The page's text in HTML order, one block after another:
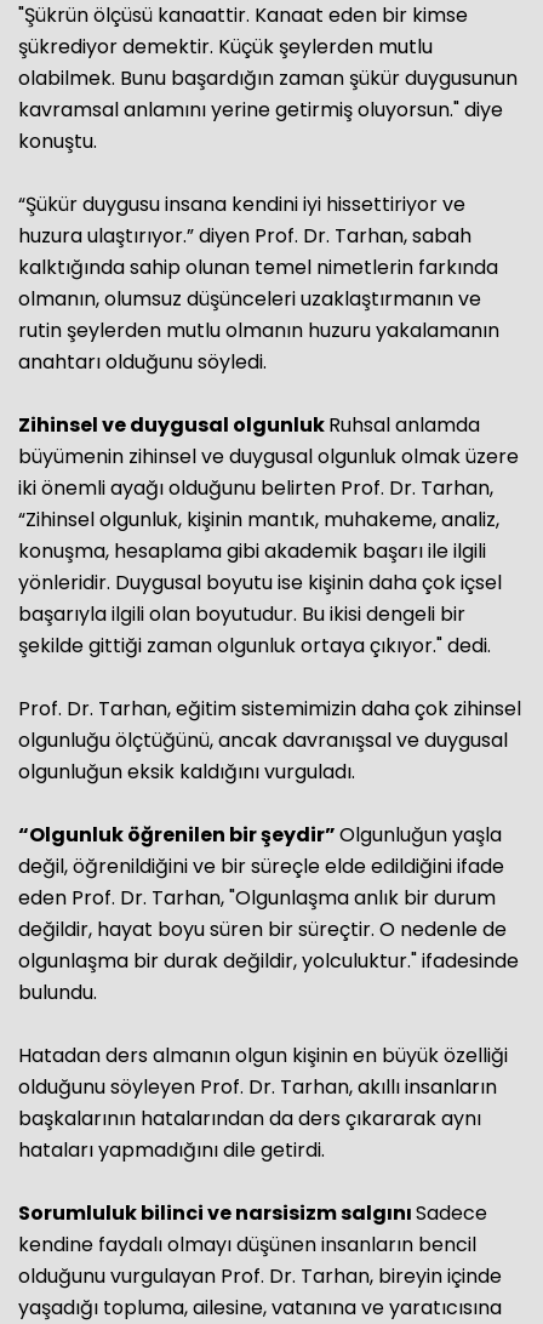
"Şükrün ölçüsü kanaattir. Kanaat eden bir kimse
şükrediyor demektir. Küçük şeylerden mutlu
olabilmek. Bunu başardığın zaman şükür duygusunun
kavramsal anlamını yerine getirmiş oluyorsun." diye
konuştu.
“Şükür duygusu insana kendini iyi hissettiriyor ve
huzura ulaştırıyor.” diyen Prof. Dr. Tarhan, sabah
kalktığında sahip olunan temel nimetlerin farkında
olmanın, olumsuz düşünceleri uzaklaştırmanın ve
rutin şeylerden mutlu olmanın huzuru yakalamanın
anahtarı olduğunu söyledi.
Zihinsel ve duygusal olgunlukRuhsal anlamda
büyümenin zihinsel ve duygusal olgunluk olmak üzere
iki önemli ayağı olduğunu belirten Prof. Dr. Tarhan,
“Zihinsel olgunluk, kişinin mantık, muhakeme, analiz,
konuşma, hesaplama gibi akademik başarı ile ilgili
yönleridir. Duygusal boyutu ise kişinin daha çok içsel
başarıyla ilgili olan boyutudur. Bu ikisi dengeli bir
şekilde gittiği zaman olgunluk ortaya çıkıyor." dedi.
Prof. Dr. Tarhan, eğitim sistemimizin daha çok zihinsel
olgunluğu ölçtüğünü, ancak davranışsal ve duygusal
olgunluğun eksik kaldığını vurguladı.
“Olgunluk öğrenilen bir şeydir”Olgunluğun yaşla
değil, öğrenildiğini ve bir süreçle elde edildiğini ifade
eden Prof. Dr. Tarhan, "Olgunlaşma anlık bir durum
değildir, hayat boyu süren bir süreçtir. O nedenle de
olgunlaşma bir durak değildir, yolculuktur." ifadesinde
bulundu.
Hatadan ders almanın olgun kişinin en büyük özelliği
olduğunu söyleyen Prof. Dr. Tarhan, akıllı insanların
başkalarının hatalarından da ders çıkararak aynı
hataları yapmadığını dile getirdi.
Sorumluluk bilinci ve narsisizm salgınıSadece
kendine faydalı olmayı düşünen insanların bencil
olduğunu vurgulayan Prof. Dr. Tarhan, bireyin içinde
yaşadığı topluma, ailesine, vatanına ve yaratıcısına